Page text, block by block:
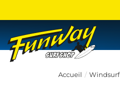
Accueil Windsurf